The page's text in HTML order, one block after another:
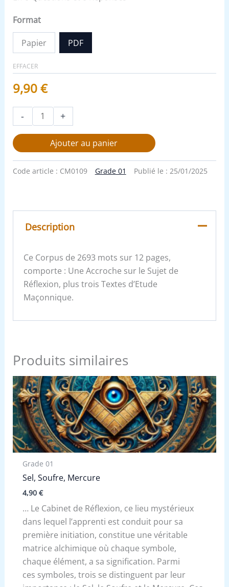
Format
Papier PDF
EFFACER
9,90€
- +
Ajouter au panier
Code article : CM0109 Grade 01 Publié le : 25/01/2025
Description
Ce Corpus de 2693 mots sur 12 pages,
comporte : Une Accroche sur le Sujet de
Réflexion, plus trois Textes d’Etude
Maçonnique.
Produits similaires
Grade 01
Sel, Soufre, Mercure
4,90 €
… Le Cabinet de Réflexion, ce lieu mystérieux
dans lequel l’apprenti est conduit pour sa
première initiation, constitue une véritable
matrice alchimique où chaque symbole,
chaque élément, a sa signification. Parmi
ces symboles, trois se distinguent par leur